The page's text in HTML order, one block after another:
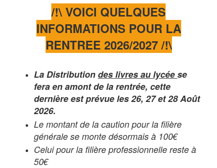
/!\ VOICI QUELQUES
INFORMATIONS POUR LA
RENTREE 2026/2027 /!\
La Distributiondes livres au lycéese
fera en amont de la rentrée, cette
dernière est prévue les 26, 27 et 28 Août
2026.
Le montant de la caution pour la filière
générale se monte désormais à 100€
Celui pour la filière professionnelle reste à
50€